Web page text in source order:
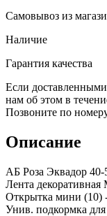
Самовывоз из
Наличие
Гарантия качества
Если
нам об этом в
Позвоните по
Описание
АБ Роза Эквадор
Лента
Открытка мини (10)
Унив. подкормка